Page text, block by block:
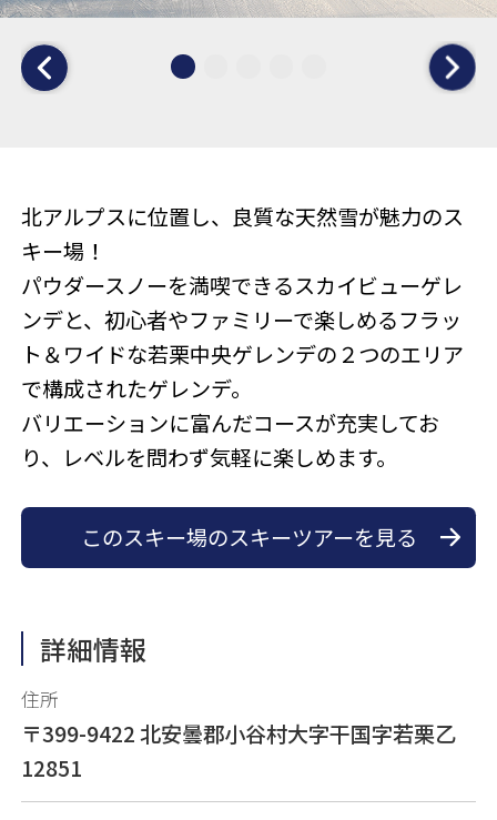
北アルプスに位置し、良質な天然雪が魅力のス
キー場！
パウダースノーを満喫できるスカイビューゲレ
ンデと、初心者やファミリーで楽しめるフラッ
ト＆ワイドな若栗中央ゲレンデの２つのエリア
で構成されたゲレンデ。
バリエーションに富んだコースが充実してお
り、レベルを問わず気軽に楽しめます。
このスキー場のスキーツアーを見る
詳細情報
住所
〒399-9422 北安曇郡小谷村大字干国字若栗乙
12851